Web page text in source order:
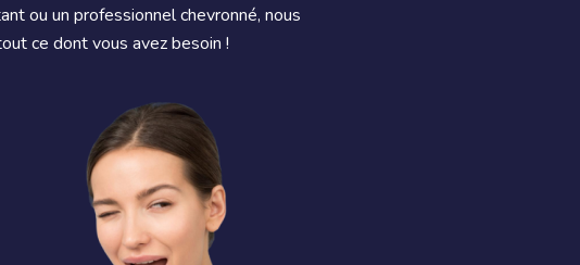
ou un professionnel chevronné, nous
ce dont vous avez besoin !